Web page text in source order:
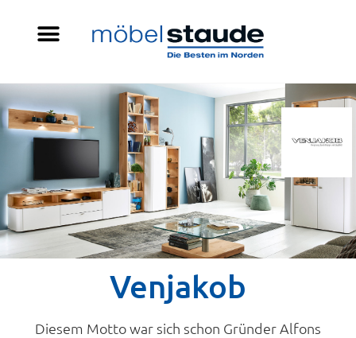
Venjakob
Diesem Motto war sich schon Gründer Alfons